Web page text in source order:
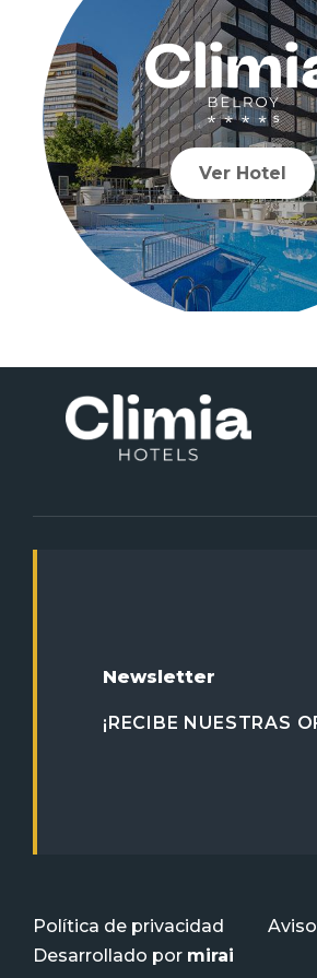
Ver Hotel
Newsletter
¡RECIBE NUESTRAS
Política de privacidad
Desarrollado por mirai